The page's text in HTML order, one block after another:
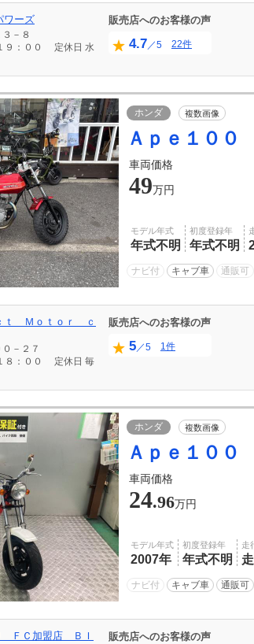
ワーズ
－８
９：００ 定休日 水
販売店へのお客様の声
4.7／5 22件
ホンダ 複数画像
Ａｐｅ１０
車両価格
49万円
モデル年式
年式不明
初度登録年
年式不明
ナビ付 キャブ車 通販可
ｔ Ｍｏｔｏｒ ｃ
－２７
８：００ 定休日 毎
販売店へのお客様の声
5／5 1件
ホンダ 複数画像
Ａｐｅ１００
車両価格
24.96万円
モデル年式
2007年
初度登録年
年式不明
走
ナビ付 キャブ車 通販可
ＦＣ加盟店 ＢＩ
販売店へのお客様の声